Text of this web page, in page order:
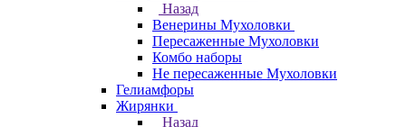
Назад
Венерины Мухоловки
Пересаженные Мухоловки
Комбо наборы
Не пересаженные Мухоловки
Гелиамфоры
Жирянки
Назад